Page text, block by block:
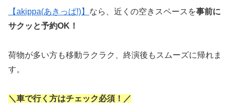
【akippa(あきっぱ!)】 なら、近くの空きスペースを事前に
サクッと予約OK！
荷物が多い方も移動ラクラク、終演後もスムーズに帰れま
す。
＼車で行く方はチェック必須！／